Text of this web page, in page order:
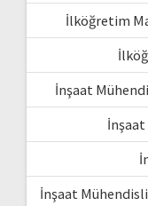
İlköğretim
İnşaat
İnşaat